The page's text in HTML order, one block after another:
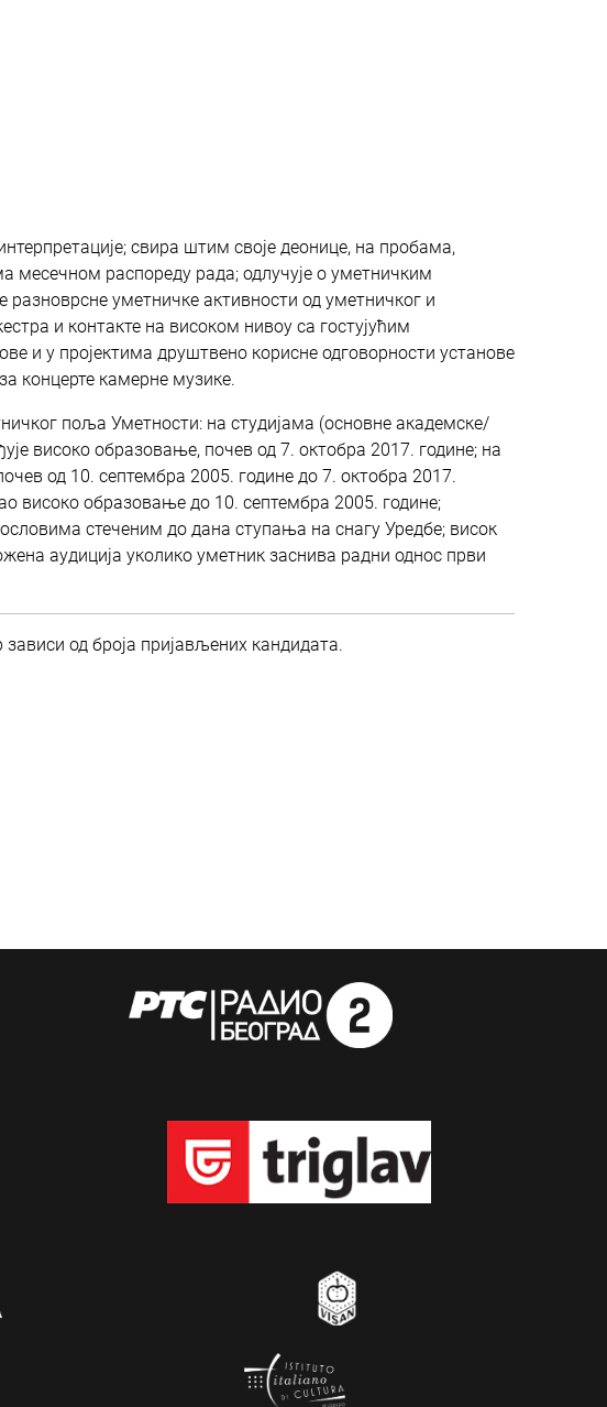
свира штим своје деонице, на пробама,
распореду рада; одлучује о уметничким
уметничке активности од уметничког и
и контакте на високом нивоу са гостујућим
и у пројектима друштвено корисне одговорности установе
концерте камерне музике.
поља Уметности: на студијама (основне академске/
високо образовање, почев од 7. октобра 2017. године; на
од 10. септембра 2005. године до 7. октобра 2017.
високо образовање до 10. септембра 2005. године;
стеченим до дана ступања на снагу Уредбе; висок
аудиција уколико уметник заснива радни однос први
од броја пријављених кандидата.